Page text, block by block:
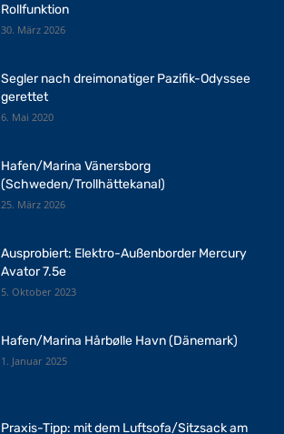
Rollfunktion
30. März 2026
Segler nach dreimonatiger Pazifik-Odyssee
gerettet
6. Mai 2020
Hafen/Marina Vänersborg
(Schweden/Trollhättekanal)
25. März 2026
Ausprobiert: Elektro-Außenborder Mercury
Avator 7.5e
5. Oktober 2023
Hafen/Marina Hårbølle Havn (Dänemark)
1. Januar 2025
Praxis-Tipp: mit dem Luftsofa/Sitzsack am